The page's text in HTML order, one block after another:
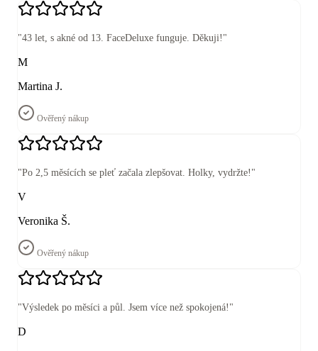
"43 let, s akné od 13. FaceDeluxe funguje. Děkuji! "
M
Martina J.
Ověřený nákup
"Po 2,5 měsících se pleť začala zlepšovat. Holky, vydržte! "
V
Veronika Š.
Ověřený nákup
"Výsledek po měsíci a půl. Jsem více než spokojená! "
D